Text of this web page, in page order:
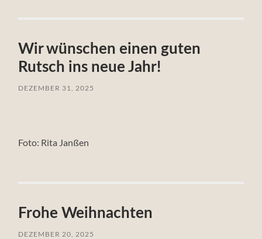
Wir wünschen einen guten
Rutsch ins neue Jahr!
DEZEMBER 31, 2025
Foto: Rita Janßen
Frohe Weihnachten
DEZEMBER 20, 2025